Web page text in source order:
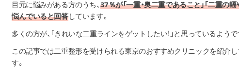
目元に悩みがある方のうち、37％が「一重・奥二重であること」「二重の幅
悩んでいると回答しています。
多くの方が、「きれいな二重ラインをゲットしたい！」と思っているようで
この記事では二重整形を受けられる東京のおすすめクリニックを紹介し
す。